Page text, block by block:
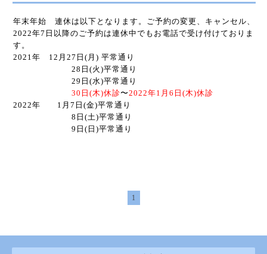
年末年始 連休は以下となります。ご予約の変更、キャンセル、
2022年7日以降のご予約は連休中でもお電話で受け付けておりま
す。
2021年 12月27日(月) 平常通り
28日(火)平常通り
29日(水)平常通り
30日(木)休診〜2022年1月6日(木)休診
2022年 1月7日(金)平常通り
8日(土)平常通り
9日(日)平常通り
1